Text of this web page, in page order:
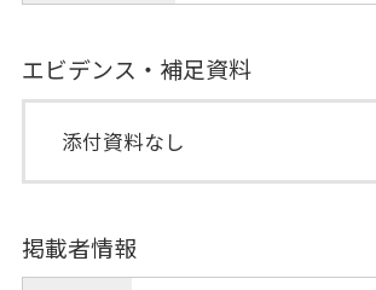
エビデンス・補足資料
添付資料なし
掲載者情報